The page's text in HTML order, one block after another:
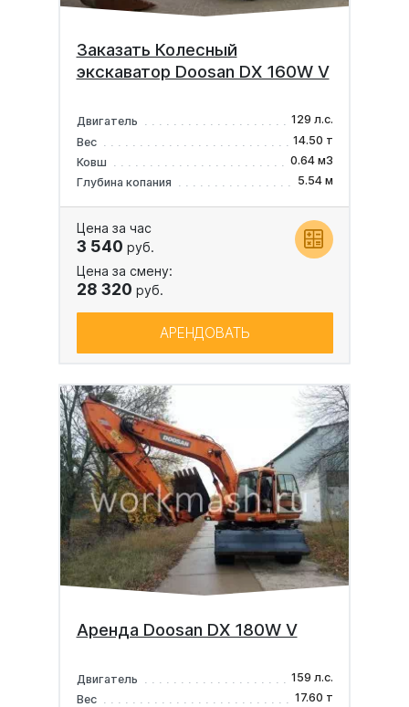
Заказать Колесный
экскаватор Doosan DX 160W V
Двигатель
129 л.с.
Вес
14.50 т
Ковш
0.64 м3
Глубина копания
5.54 м
Цена за час
3 540 руб.
Цена за смену:
28 320 руб.
АРЕНДОВАТЬ
Аренда Doosan DX 180W V
Двигатель
159 л.с.
Вес
17.60 т